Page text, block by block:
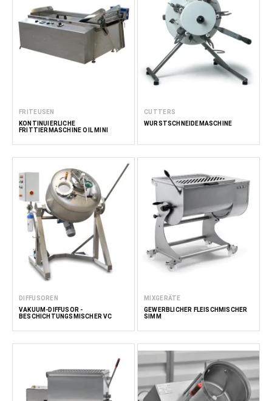
FRITEUSEN
KONTINUIERLICHE
FRITTIERMASCHINE OIL MINI
CUTTERS
WURSTSCHNEIDEMASCHINE
DIFFUSOREN
VAKUUM-DIFFUSOR -
BESCHICHTUNGSMISCHER VC
MIXGERÄTE
GEWERBLICHER FLEISCHMISCHER
SIMM